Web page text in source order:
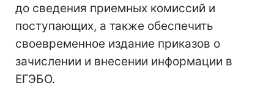
до сведения приемных комиссий и
поступающих, а также обеспечить
своевременное издание приказов о
зачислении и внесении информации в
ЕГЭБО.